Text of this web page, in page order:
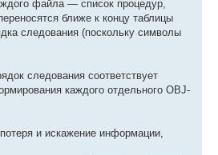
файла — список процедур,
ближе к концу таблицы
следования (поскольку символы
следования соответствует
каждого отдельного OBJ-
и искажение информации,